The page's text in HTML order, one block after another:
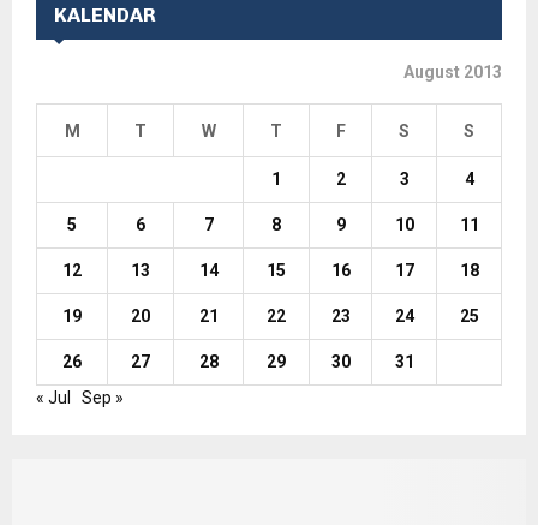
KALENDAR
August 2013
M T W T F S S
1 2 3 4
5 6 7 8 9 10 11
12 13 14 15 16 17 18
19 20 21 22 23 24 25
26 27 28 29 30
31
« Jul
Sep »